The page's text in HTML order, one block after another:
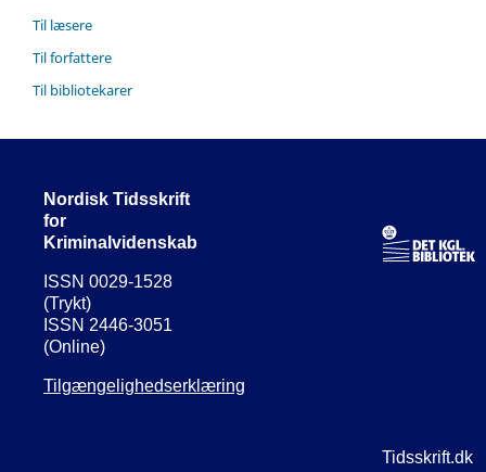
Til læsere
Til forfattere
Til bibliotekarer
Nordisk Tidsskrift
for
Kriminalvidenskab
ISSN 0029-1528
(Trykt)
ISSN 2446-3051
(Online)
Tilgængelighedserklæring